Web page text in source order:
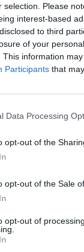
selection. Please
interest-based
to third
of your
This information
Participants that
Data Processing
opt-out of the
opt-out of the Sale
opt-out of
που
Μαρία
ακόμη
προσωπικό
για την
τα
που
2013 στο Νο